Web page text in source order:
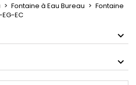
Fontaine à Eau Bureau
Fontaine
EC